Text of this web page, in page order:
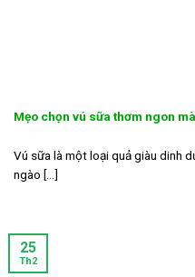
Mẹo chọn vú sữa thơm ngon
Vú sữa là một loại quả giàu dinh
ngào [...]
25
Th2